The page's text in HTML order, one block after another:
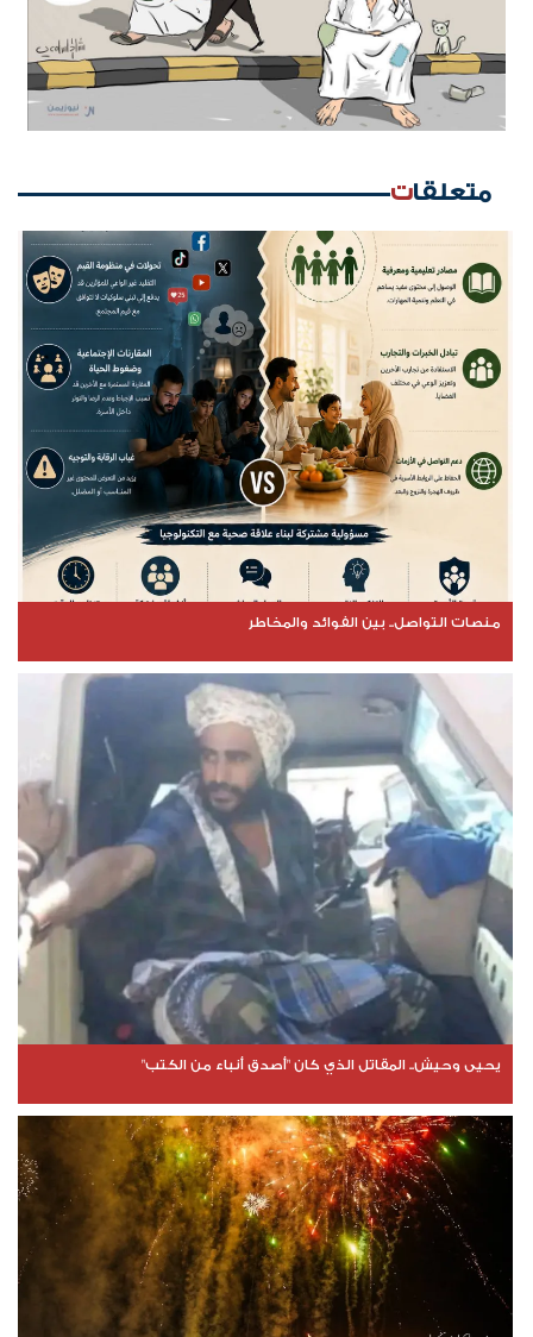
متعلقات
منصات التواصل.. بين الفوائد والمخاطر
يحيى وحيش.. المقاتل الذي كان "أصدق أنباء من الكتب"